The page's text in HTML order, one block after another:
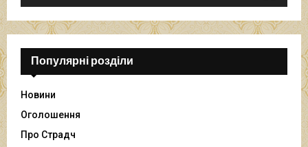
а
в
а
ч
Популярні розділи
Новини
Оголошення
Про Страдч